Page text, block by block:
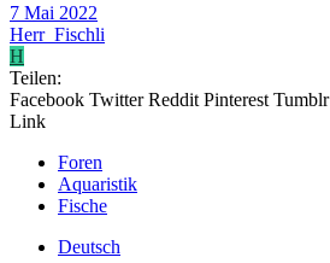
7 Mai 2022
Herr_Fischli
H
Teilen:
Facebook Twitter Reddit Pinterest Tumblr
Link
Foren
Aquaristik
Fische
Deutsch